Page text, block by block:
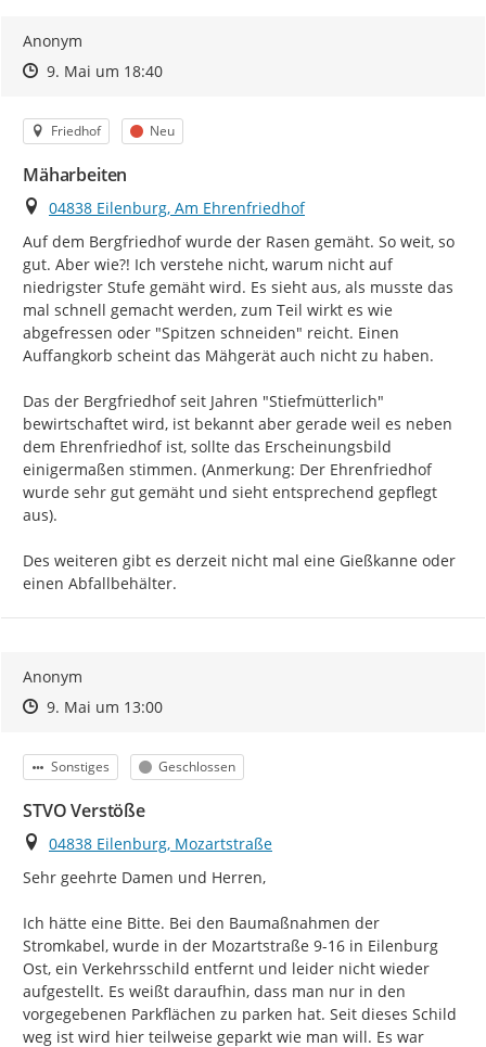
Anonym
Zeitpunkt des Erstellens
Zeitpunkt des Erstellens
9. Mai um 18:40Zur Äußerung
Kategorie
Friedhof Status
Neu
Mäharbeiten
Ort
04838 Eilenburg, Am Ehrenfriedhof
Auf dem Bergfriedhof wurde der Rasen gemäht. So weit, so
gut. Aber wie?! Ich verstehe nicht, warum nicht auf
niedrigster Stufe gemäht wird. Es sieht aus, als musste das
mal schnell gemacht werden, zum Teil wirkt es wie
abgefressen oder "Spitzen schneiden" reicht. Einen
Auffangkorb scheint das Mähgerät auch nicht zu haben.
Das der Bergfriedhof seit Jahren "Stiefmütterlich"
bewirtschaftet wird, ist bekannt aber gerade weil es neben
dem Ehrenfriedhof ist, sollte das Erscheinungsbild
einigermaßen stimmen. (Anmerkung: Der Ehrenfriedhof
wurde sehr gut gemäht und sieht entsprechend gepflegt
aus).
Des weiteren gibt es derzeit nicht mal eine Gießkanne oder
einen Abfallbehälter.
Anonym
Zeitpunkt des Erstellens
Zeitpunkt des Erstellens
9. Mai um 13:00Zur Äußerung
Kategorie
Sonstiges Status
Geschlossen
STVO Verstöße
Ort
04838 Eilenburg, Mozartstraße
Sehr geehrte Damen und Herren,
Ich hätte eine Bitte. Bei den Baumaßnahmen der
Stromkabel, wurde in der Mozartstraße 9-16 in Eilenburg
Ost, ein Verkehrsschild entfernt und leider nicht wieder
aufgestellt. Es weißt daraufhin, dass man nur in den
vorgegebenen Parkflächen zu parken hat. Seit dieses Schild
weg ist wird hier teilweise geparkt wie man will. Es war